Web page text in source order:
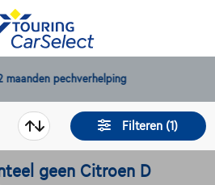
maanden pechverhelping
Filteren (1)
geen Citroen D